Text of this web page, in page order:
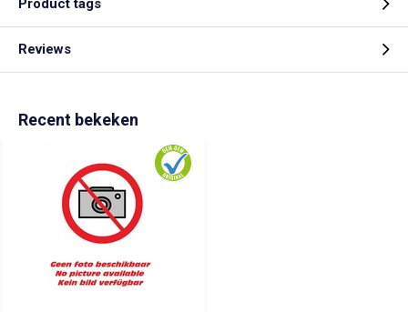
Product tags
Reviews
Recent bekeken